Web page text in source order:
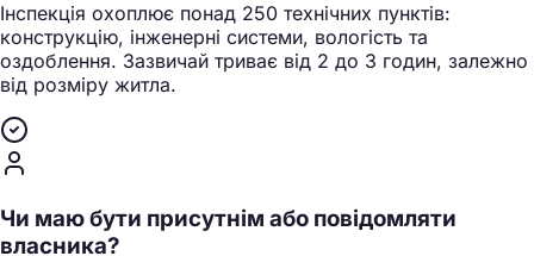
Інспекція охоплює понад 250 технічних пунктів:
конструкцію, інженерні системи, вологість та
оздоблення. Зазвичай триває від 2 до 3 годин, залежно
від розміру житла.
Чи маю бути присутнім або повідомляти
власника?